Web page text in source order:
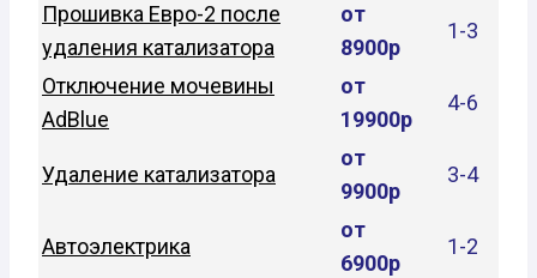
Прошивка Евро-2 после
удаления катализатора
от
8900р
1-3
Отключение мочевины
AdBlue
от
19900р
4-6
Удаление катализатора
от
9900р
3-4
Автоэлектрика
от
6900р
1-2